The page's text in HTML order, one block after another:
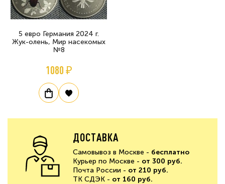
5 евро Германия 2024 г.
Жук-олень, Мир насекомых
№8
1080 ₽
ДОСТАВКА
Самовывоз в Москве - бесплатно
Курьер по Москве - от 300 руб.
Почта России - от 210 руб.
ТК СДЭК - от 160 руб.